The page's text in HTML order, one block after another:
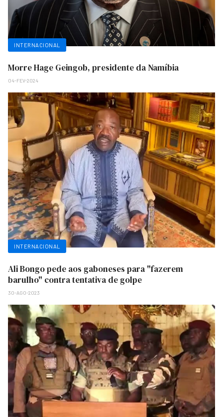
Morre Hage Geingob, presidente da Namíbia
04-FEV-2024
Ali Bongo pede aos gaboneses para "fazerem
barulho" contra tentativa de golpe
30-AGO-2023